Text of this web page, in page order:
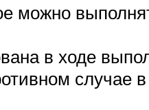
можно
в ходе
случае